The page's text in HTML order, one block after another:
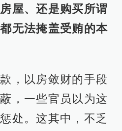
屋、还是购买所谓
无法掩盖受贿的本
，以房敛财的手段
，一些官员以为这
处。这其中，不乏